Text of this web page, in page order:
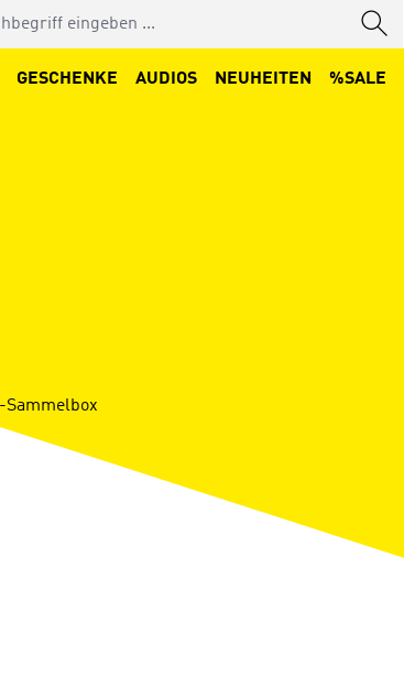
GESCHENKE AUDIOS NEUHEITEN %SALE